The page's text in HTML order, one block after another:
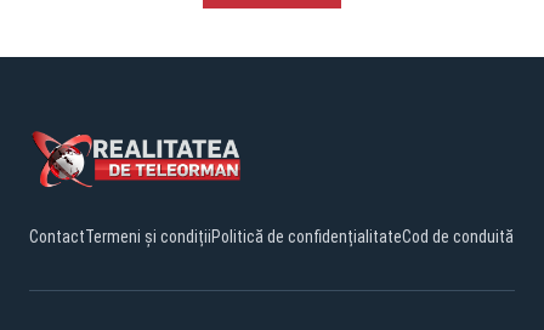
ContactTermeni și condițiiPolitică de confidențialitateCod de conduită